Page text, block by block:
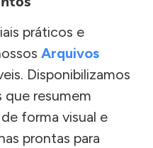
práticos e
Arquivos
Disponibilizamos
resumem
forma visual e
prontas para